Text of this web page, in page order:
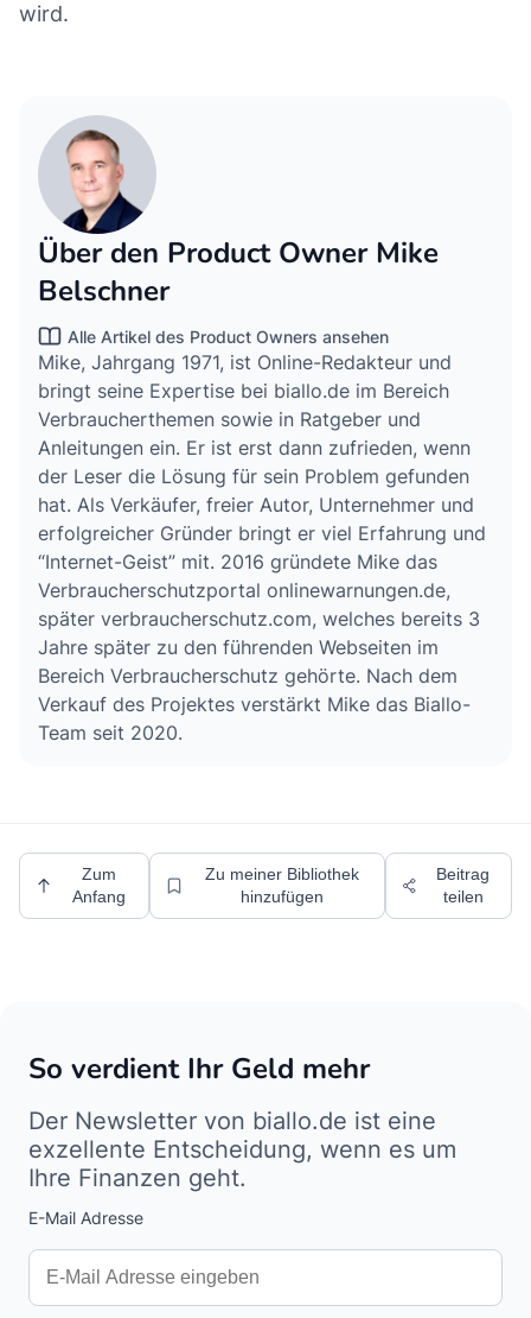
wird.
Über den Product Owner Mike
Belschner
Alle Artikel des Product Owners ansehen
Mike, Jahrgang 1971, ist Online-Redakteur und
bringt seine Expertise bei biallo.de im Bereich
Verbraucherthemen sowie in Ratgeber und
Anleitungen ein. Er ist erst dann zufrieden, wenn
der Leser die Lösung für sein Problem gefunden
hat. Als Verkäufer, freier Autor, Unternehmer und
erfolgreicher Gründer bringt er viel Erfahrung und
“Internet-Geist” mit. 2016 gründete Mike das
Verbraucherschutzportal onlinewarnungen.de,
später verbraucherschutz.com, welches bereits 3
Jahre später zu den führenden Webseiten im
Bereich Verbraucherschutz gehörte. Nach dem
Verkauf des Projektes verstärkt Mike das Biallo-
Team seit 2020.
Zum
Anfang
Zu meiner Bibliothek
hinzufügen
Beitrag
teilen
So verdient Ihr Geld mehr
Der Newsletter von biallo.de ist eine
exzellente Entscheidung, wenn es um
Ihre Finanzen geht.
E-Mail Adresse
Interests
Amount